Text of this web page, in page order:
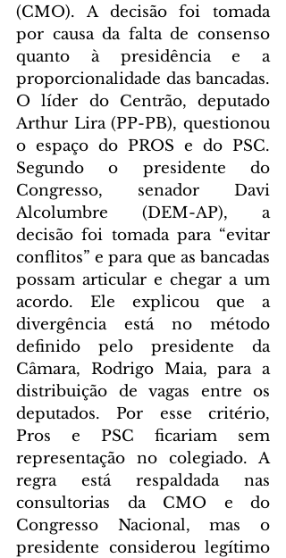
(CMO). A decisão foi tomada
por causa da falta de consenso
quanto à presidência e a
proporcionalidade das bancadas.
O líder do Centrão, deputado
Arthur Lira (PP-PB), questionou
o espaço do PROS e do PSC.
Segundo o presidente do
Congresso, senador Davi
Alcolumbre (DEM-AP), a
decisão foi tomada para “evitar
conflitos” e para que as bancadas
possam articular e chegar a um
acordo. Ele explicou que a
divergência está no método
definido pelo presidente da
Câmara, Rodrigo Maia, para a
distribuição de vagas entre os
deputados. Por esse critério,
Pros e PSC ficariam sem
representação no colegiado. A
regra está respaldada nas
consultorias da CMO e do
Congresso Nacional, mas o
presidente considerou legítimo